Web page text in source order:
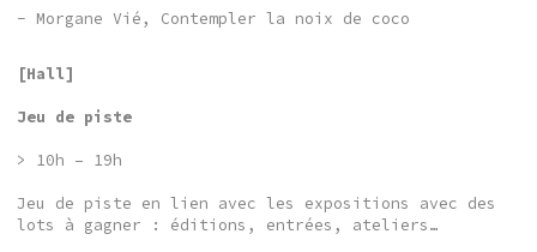
- Morgane Vié, Contempler la noix de coco
[Hall]
Jeu de piste
> 10h – 19h
Jeu de piste en lien avec les expositions avec des
lots à gagner : éditions, entrées, ateliers…